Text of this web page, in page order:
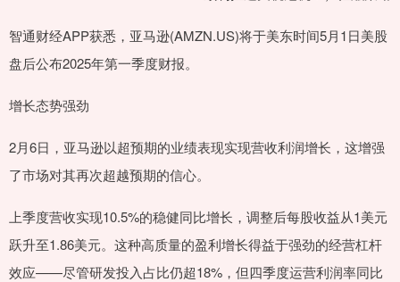
智通财经APP获悉，亚马逊(AMZN.US)将于美东时间5月1日美股
盘后公布2025年第一季度财报。
增长态势强劲
2月6日，亚马逊以超预期的业绩表现实现营收利润增长，这增强
了市场对其再次超越预期的信心。
上季度营收实现10.5%的稳健同比增长，调整后每股收益从1美元
跃升至1.86美元。这种高质量的盈利增长得益于强劲的经营杠杆
效应——尽管研发投入占比仍超18%，但四季度运营利润率同比